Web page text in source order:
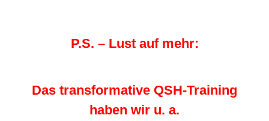
P.S. – Lust auf mehr:
Das transformative QSH-Training
haben wir u. a.